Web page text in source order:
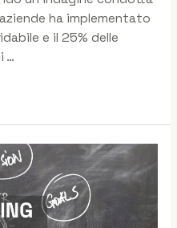
ha implementato
e il 25% delle
…